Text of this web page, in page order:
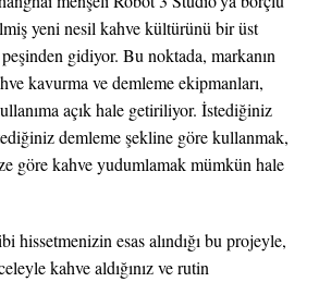
yeni nesil kahve kültürünü bir üst
peşinden gidiyor. Bu noktada, markanın
kavurma ve demleme ekipmanları,
açık hale getiriliyor. İstediğiniz
demleme şekline göre kullanmak,
göre kahve yudumlamak mümkün hale
hissetmenizin esas alındığı bu projeyle,
kahve aldığınız ve rutin